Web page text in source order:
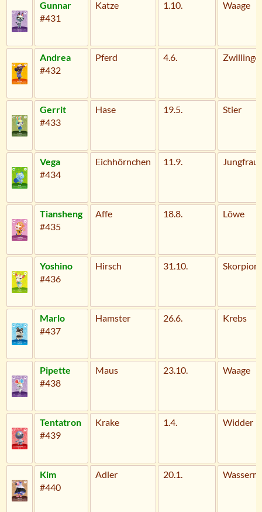
Gunnar
#431
Katze 1.10. Waage
Andrea
#432
Pferd 4.6. Zwillinge
Gerrit
#433
Hase 19.5. Stier
Vega
#434
Eichhörnchen 11.9. Jungfrau
Tiansheng
#435
Affe 18.8. Löwe
Yoshino
#436
Hirsch 31.10. Skorpion
Marlo
#437
Hamster 26.6. Krebs
Pipette
#438
Maus 23.10. Waage
Tentatron
#439
Krake 1.4. Widder
Kim
#440
Adler 20.1.